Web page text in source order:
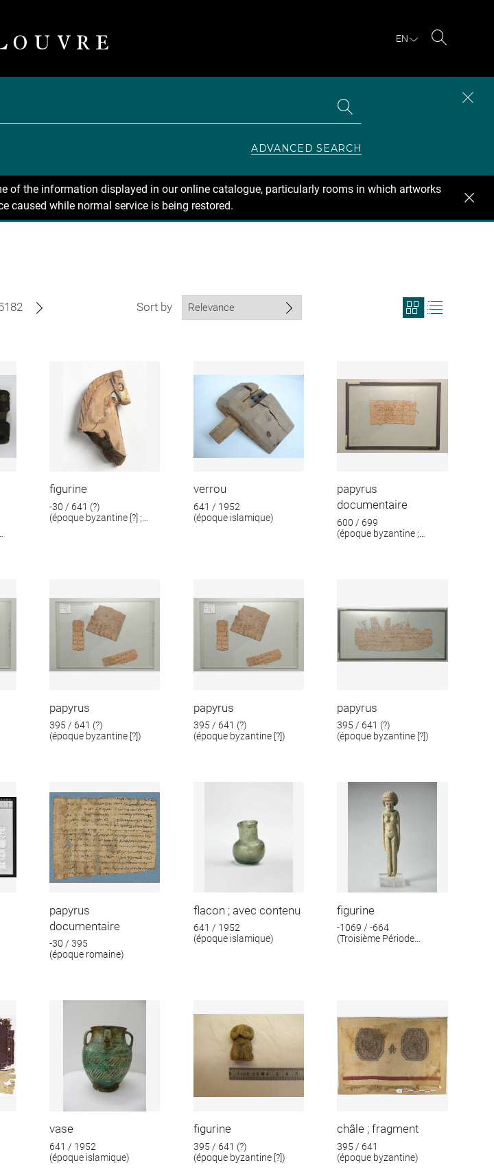
EN
ADVANCED SEARCH
of the information displayed in our online catalogue, particularly rooms in which artworks
caused while normal service is being restored.
Sort by
View
search
figurine
-30 / 641 (?)
(époque byzantine [?] ;
verrou
641 / 1952
(époque islamique)
papyrus
documentaire
600 / 699
(époque byzantine ;
papyrus
395 / 641 (?)
(époque byzantine [?])
papyrus
395 / 641 (?)
(époque byzantine [?])
papyrus
395 / 641 (?)
(époque byzantine [?])
papyrus
documentaire
-30 / 395
(époque romaine)
flacon ; avec contenu
641 / 1952
(époque islamique)
figurine
-1069 / -664
(Troisième Période
vase
641 / 1952
(époque islamique)
figurine
395 / 641 (?)
(époque byzantine [?])
châle ; fragment
395 / 641
(époque byzantine)